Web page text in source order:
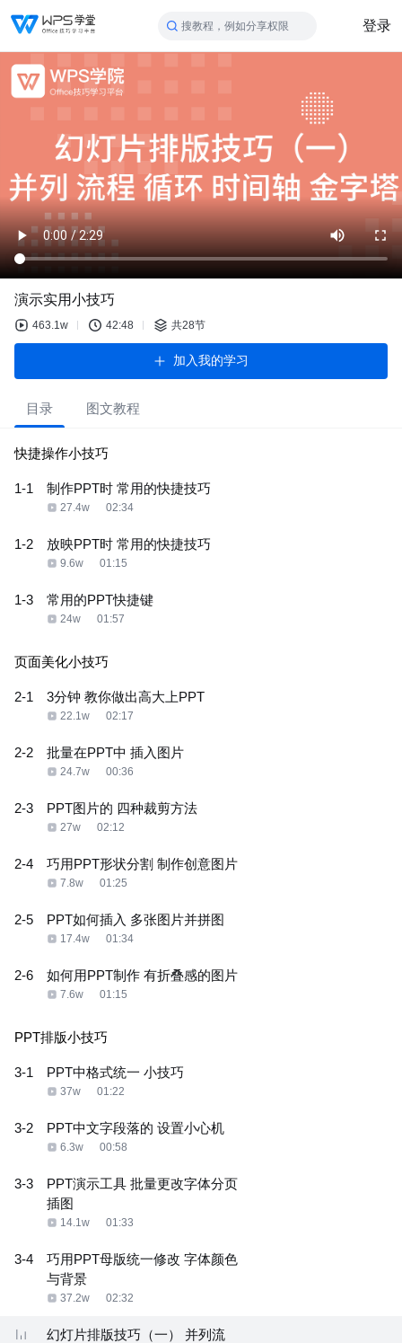
搜教程，例如分享权限 登录
演示实用小技巧
463.1w 42:48 共28节
加入我的学习
目录 图文教程
快捷操作小技巧
1-1 制作PPT时 常用的快捷技巧
27.4w 02:34
1-2 放映PPT时 常用的快捷技巧
9.6w 01:15
1-3 常用的PPT快捷键
24w 01:57
页面美化小技巧
2-1 3分钟 教你做出高大上PPT
22.1w 02:17
2-2 批量在PPT中 插入图片
24.7w 00:36
2-3 PPT图片的 四种裁剪方法
27w 02:12
2-4 巧用PPT形状分割 制作创意图片
7.8w 01:25
2-5 PPT如何插入 多张图片并拼图
17.4w 01:34
2-6 如何用PPT制作 有折叠感的图片
7.6w 01:15
PPT排版小技巧
3-1 PPT中格式统一 小技巧
37w 01:22
3-2 PPT中文字段落的 设置小心机
6.3w 00:58
3-3
PPT演示工具 批量更改字体分页
插图
14.1w 01:33
3-4
巧用PPT母版统一修改 字体颜色
与背景
37.2w 02:32
幻灯片排版技巧（一） 并列流